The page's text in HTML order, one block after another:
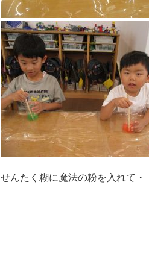
せんたく糊に魔法の粉を入れて・